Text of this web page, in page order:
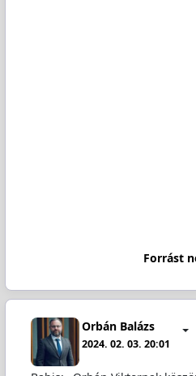
Forrást
Orbán Balázs
2024. 02. 03. 20:01